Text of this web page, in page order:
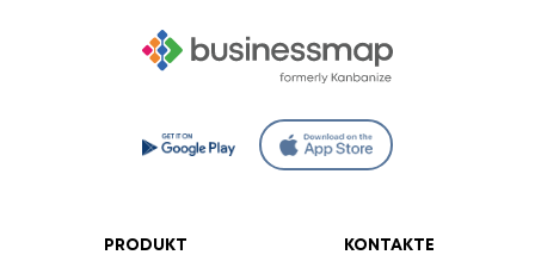
PRODUKT KONTAKTE